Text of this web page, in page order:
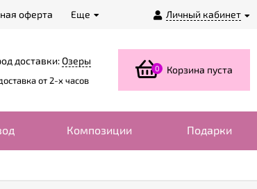
Личный кабинет
оферта Еще
доставки:Озеры
от 2-х часов
0 Корзина пуста
Композиции Подарки